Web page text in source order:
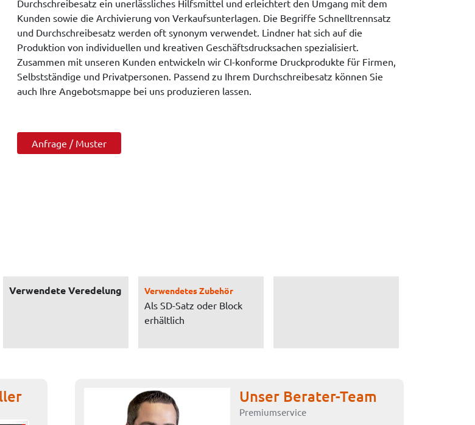
Durchschreibesatz ein unerlässliches Hilfsmittel und erleichtert den Umgang mit dem
Kunden sowie die Archivierung von Verkaufsunterlagen. Die Begriffe Schnelltrennsatz
und Durchschreibesatz werden oft synonym verwendet. Lindner hat sich auf die
Produktion von individuellen und kreativen Geschäftsdrucksachen spezialisiert.
Zusammen mit unseren Kunden entwickeln wir CI-konforme Druckprodukte für Firmen,
Selbstständige und Privatpersonen. Passend zu Ihrem Durchschreibesatz können Sie
auch Ihre Angebotsmappe bei uns produzieren lassen.
Anfrage / Muster
Verwendete Veredelung Verwendetes Zubehör
Als SD-Satz oder Block
erhältlich
Unser Berater-Team
Premiumservice